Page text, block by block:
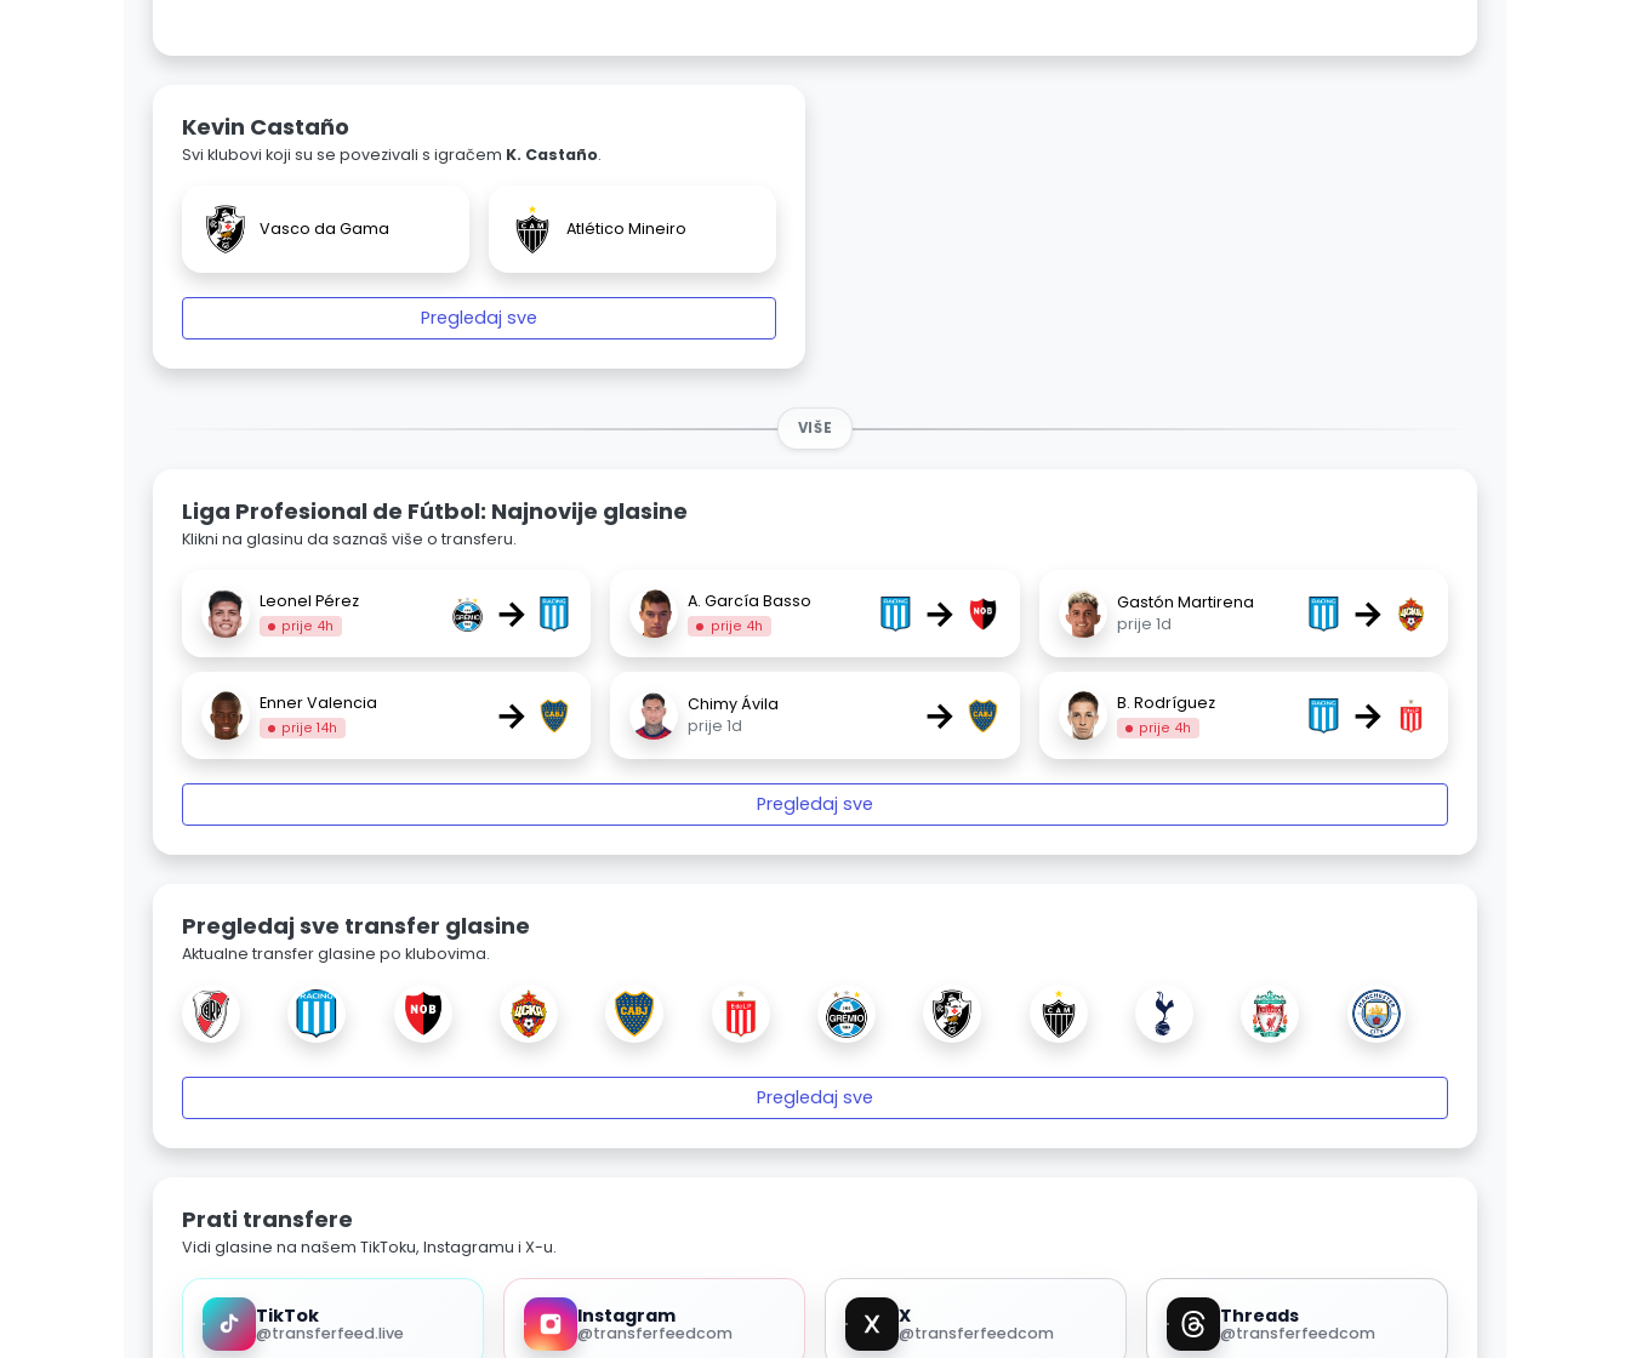
Kevin Castaño
Svi klubovi koji su se povezivali s igračem K. Castaño.
Vasco da Gama Atlético Mineiro
Pregledaj sve
VIŠE
Liga Profesional de Fútbol: Najnovije glasine
Klikni na glasinu da saznaš više o transferu.
Leonel Pérez
prije 4h → A. García Basso
prije 4h →
Gastón Martirena
prije 1d
→
Enner Valencia
prije 14h →
Chimy Ávila
prije 1d
→ B. Rodríguez
prije 4h →
Pregledaj sve
Pregledaj sve transfer glasine
Aktualne transfer glasine po klubovima.
Pregledaj sve
Prati transfere
Vidi glasine na našem TikToku, Instagramu i X-u.
TikTok
@transferfeed.live
Instagram
@transferfeedcom
X
@transferfeedcom
Threads
@transferfeedcom